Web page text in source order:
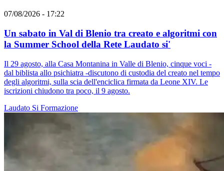
07/08/2026 - 17:22
Un sabato in Val di Blenio tra creato e algoritmi con
la Summer School della Rete Laudato si'
Il 29 agosto, alla Casa Montanina in Valle di Blenio, cinque voci -
dal biblista allo psichiatra -discutono di custodia del creato nel tempo
degli algoritmi, sulla scia dell'enciclica firmata da Leone XIV. Le
iscrizioni chiudono tra poco, il 9 agosto.
Laudato Si Formazione